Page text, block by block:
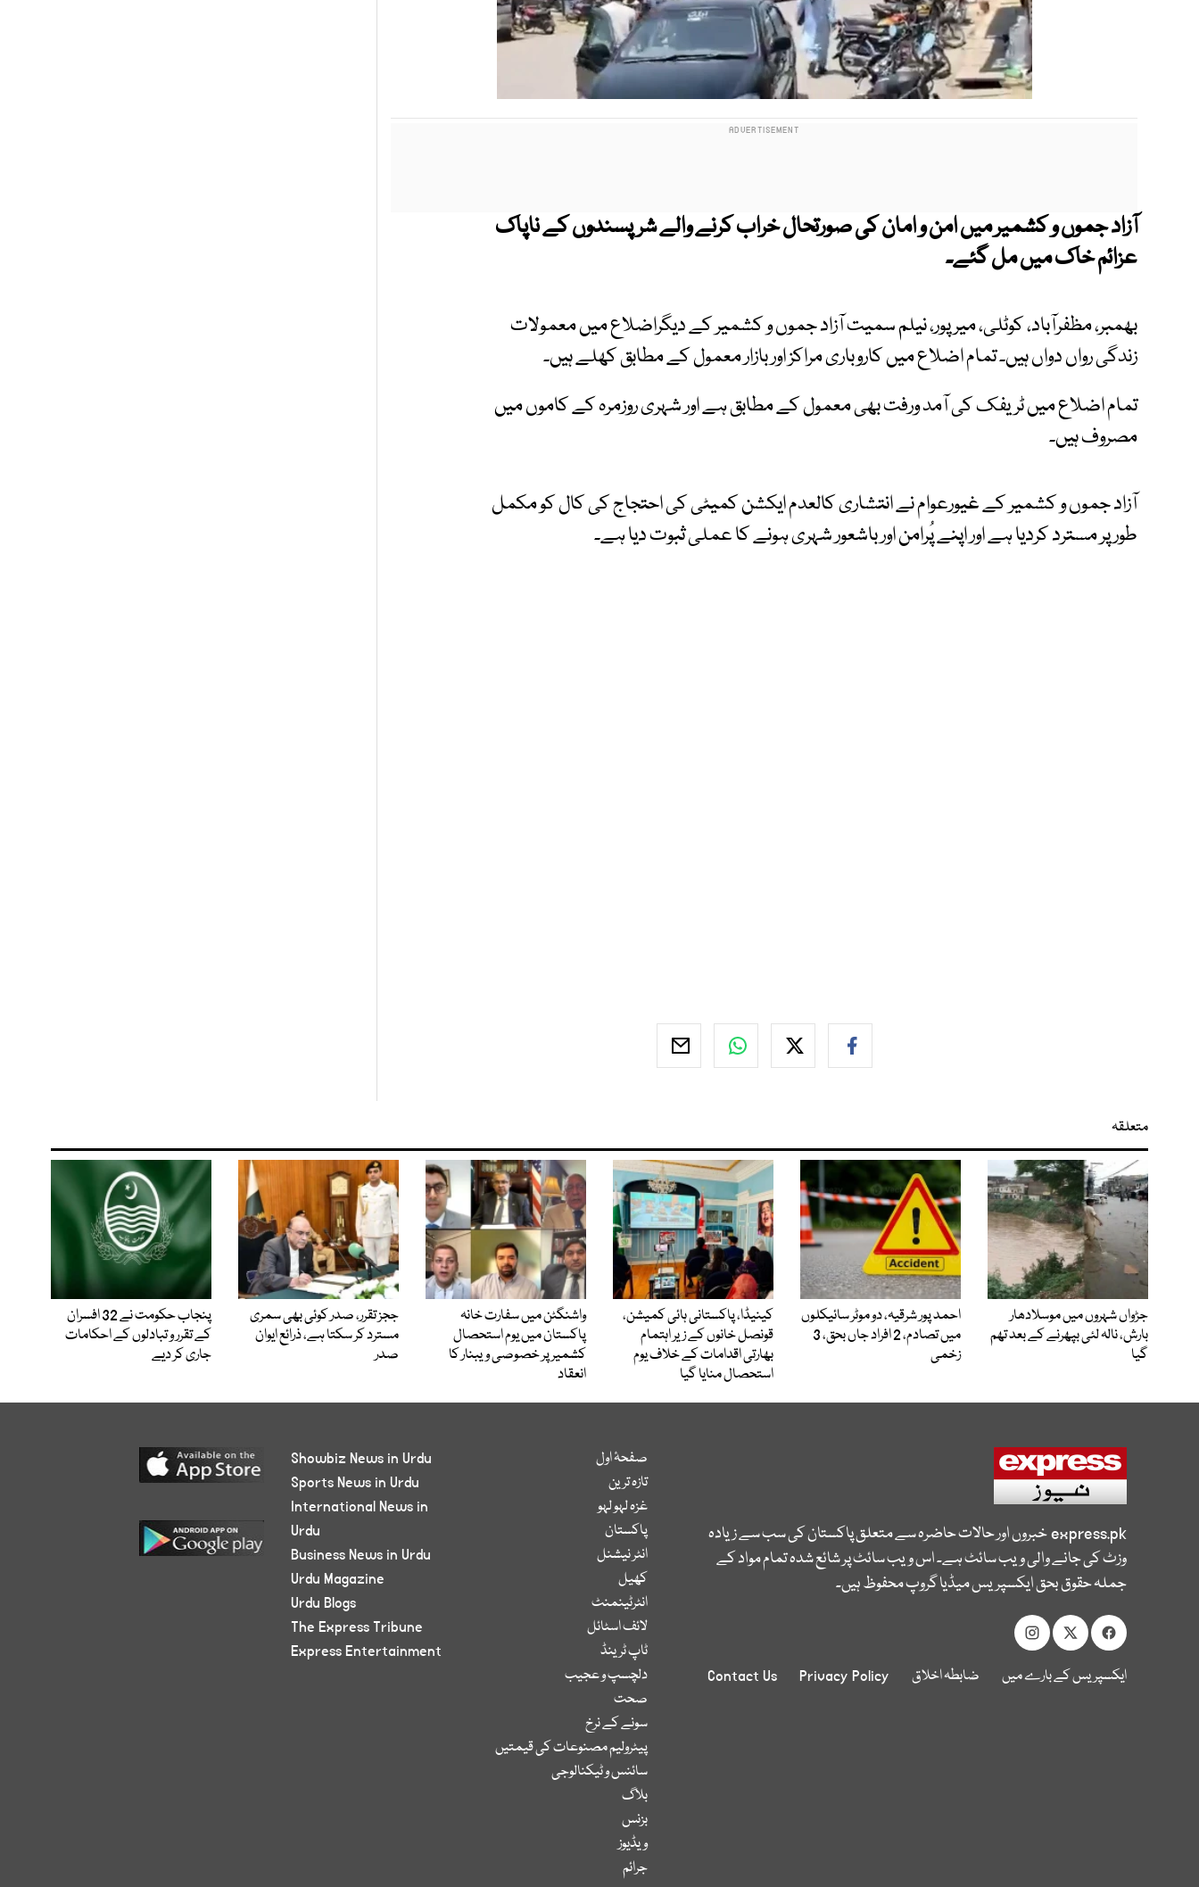
آزاد جموں و کشمیر میں امن و امان کی صورتحال خراب کرنے والے شرپسندوں کے ناپاک
عزائم خاک میں مل گئے۔
بھمبر، مظفرآباد، کوٹلی، میر پور، نیلم سمیت آزاد جموں و کشمیر کے دیگراضلاع میں معمولات
زندگی رواں دواں ہیں۔ تمام اضلاع میں کاروباری مراکز اور بازار معمول کے مطابق کھلے ہیں۔
تمام اضلاع میں ٹریفک کی آمد ورفت بھی معمول کے مطابق ہے اور شہری روزمرہ کے کاموں میں
مصروف ہیں۔
آزاد جموں و کشمیر کے غیورعوام نے انتشاری کالعدم ایکشن کمیٹی کی احتجاج کی کال کو مکمل
طور پر مسترد کردیا ہے اور اپنے پُرامن اور باشعور شہری ہونے کا عملی ثبوت دیا ہے۔
متعلقہ
جڑواں شہروں میں موسلادھار
بارش، نالہ لئی بپھرنے کے بعد تھم
گیا
احمد پور شرقیہ، دو موٹر سائیکلوں
میں تصادم، 2 افراد جاں بحق، 3
زخمی
کینیڈا، پاکستانی ہائی کمیشن،
قونصل خانوں کے زیر اہتمام
بھارتی اقدامات کے خلاف یوم
استحصال منایا گیا
واشنگٹن میں سفارت خانہ
پاکستان میں یوم استحصال
کشمیر پر خصوصی ویبنار کا
انعقاد
ججز تقرر، صدر کوئی بھی سمری
مسترد کر سکتا ہے، ذرائع ایوان
صدر
پنجاب حکومت نے 32 افسران
کے تقرر و تبادلوں کے احکامات
جاری کر دیے
express.pkخبروں اور حالات حاضرہ سے متعلق پاکستان کی سب سے زیادہ
وزٹ کی جانے والی ویب سائٹ ہے۔ اس ویب سائٹ پر شائع شدہ تمام مواد کے
جملہ حقوق بحق ایکسپریس میڈیا گروپ محفوظ ہیں۔
ایکسپریس کے بارے میں ضابطہ اخلاق Privacy Policy
Contact Us
صفحۂ اول
تازہ ترین
غزہ لہو لہو
پاکستان
انٹر نیشنل
کھیل
انٹرٹینمنٹ
لائف اسٹائل
ٹاپ ٹرینڈ
دلچسپ و عجیب
صحت
سونے کے نرخ
پیٹرولیم مصنوعات کی قیمتیں
سائنس و ٹیکنالوجی
بلاگ
بزنس
ویڈیوز
جرائم
Showbiz News in Urdu
Sports News in Urdu
International News in
Urdu
Business News in Urdu
Urdu Magazine
Urdu Blogs
The Express Tribune
Express Entertainment